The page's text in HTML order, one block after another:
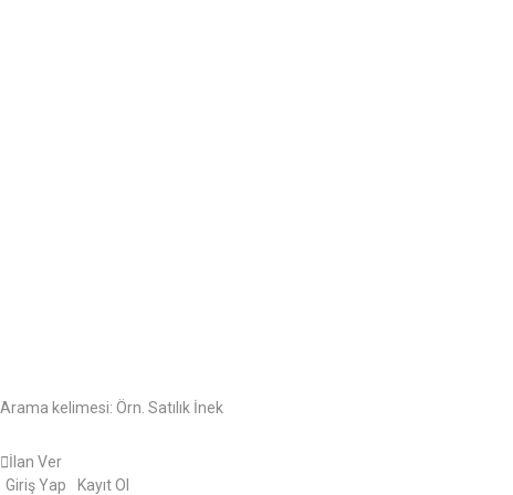
Arama kelimesi: Örn. Satılık İnek
İlan Ver
Giriş Yap
Kayıt Ol